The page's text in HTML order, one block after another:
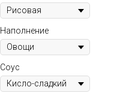
Наполнение
Соус